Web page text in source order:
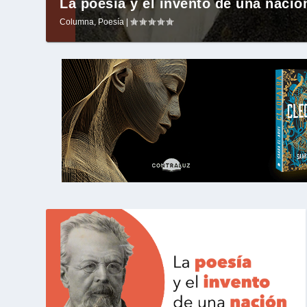
La poesía y el invento de una
Columna Poesía |